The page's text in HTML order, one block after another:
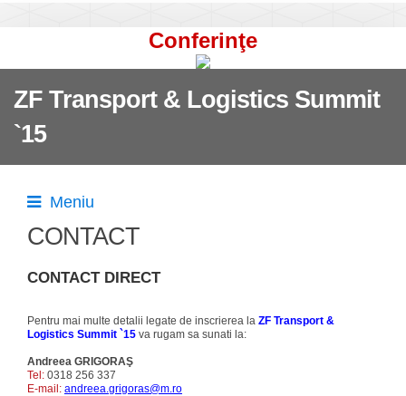
Conferinţe
ZF Transport & Logistics Summit
`15
Meniu
CONTACT
CONTACT DIRECT
Pentru mai multe detalii legate de inscrierea la ZF Transport &
Logistics Summit `15 va rugam sa sunati la:
Andreea GRIGORAŞ
Tel: 0318 256 337
E-mail: andreea.grigoras@m.ro